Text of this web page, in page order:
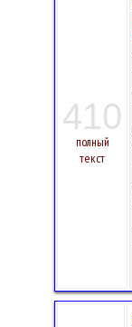
410
полный
текст